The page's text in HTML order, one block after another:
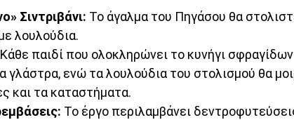
Σιντριβάνι: Το άγαλμα του Πηγάσου θα
λουλούδια.
Κάθε παιδί που ολοκληρώνει το κυνήγι
γλάστρα, ενώ τα λουλούδια του στολισμού θα
και τα καταστήματα.
Το έργο περιλαμβάνει